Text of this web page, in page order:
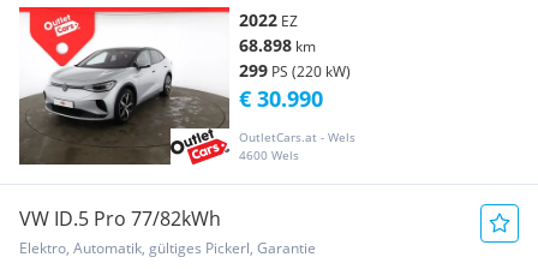
2022 EZ
68.898 km
299 PS (220 kW)
OutletCars.at - Wels
4600 Wels
€ 30.990
VW ID.5 Pro 77/82kWh
Elektro, Automatik, gültiges Pickerl, Garantie